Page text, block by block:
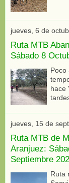
jueves, 6 de
Ruta MTB
Sábado 8
Poco
hace
jueves, 15 de
Ruta MTB de
Aranjuez:
Septiembre
Ruta